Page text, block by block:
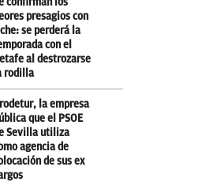
presagios con
se perderá la
con el
al destrozarse
rodilla
la empresa
que el PSOE
Sevilla utiliza
agencia de
de sus ex